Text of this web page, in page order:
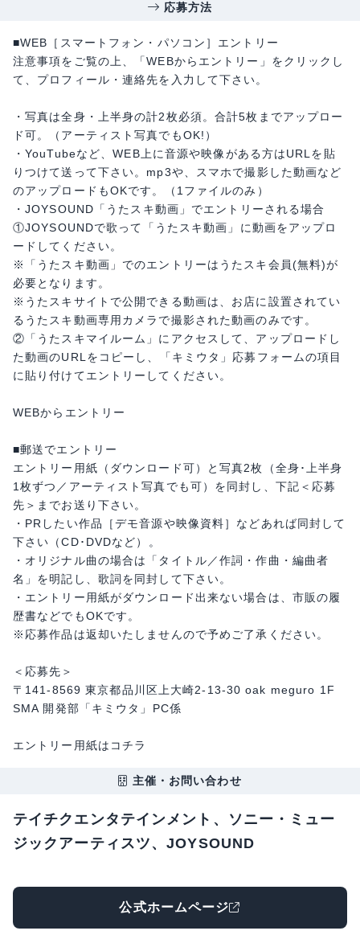
応募方法
■WEB［スマートフォン・パソコン］エントリー
注意事項をご覧の上、「WEBからエントリー」をクリックし
て、プロフィール・連絡先を入力して下さい。
・写真は全身・上半身の計2枚必須。合計5枚までアップロー
ド可。（アーティスト写真でもOK!）
・YouTubeなど、WEB上に音源や映像がある方はURLを貼
りつけて送って下さい。mp3や、スマホで撮影した動画など
のアップロードもOKです。（1ファイルのみ）
・JOYSOUND「うたスキ動画」でエントリーされる場合
①JOYSOUNDで歌って「うたスキ動画」に動画をアップロ
ードしてください。
※「うたスキ動画」でのエントリーはうたスキ会員(無料)が
必要となります。
※うたスキサイトで公開できる動画は、お店に設置されてい
るうたスキ動画専用カメラで撮影された動画のみです。
②「うたスキマイルーム」にアクセスして、アップロードし
た動画のURLをコピーし、「キミウタ」応募フォームの項目
に貼り付けてエントリーしてください。
WEBからエントリー
■郵送でエントリー
エントリー用紙（ダウンロード可）と写真2枚（全身･上半身
1枚ずつ／アーティスト写真でも可）を同封し、下記＜応募
先＞までお送り下さい。
・PRしたい作品［デモ音源や映像資料］などあれば同封して
下さい（CD･DVDなど）。
・オリジナル曲の場合は「タイトル／作詞・作曲・編曲者
名」を明記し、歌詞を同封して下さい。
・エントリー用紙がダウンロード出来ない場合は、市販の履
歴書などでもOKです。
※応募作品は返却いたしませんので予めご了承ください。
＜応募先＞
〒141-8569 東京都品川区上大崎2-13-30 oak meguro 1F
SMA 開発部「キミウタ」PC係
エントリー用紙はコチラ
主催・お問い合わせ
テイチクエンタテインメント、ソニー・ミュー
ジックアーティスツ、JOYSOUND
公式ホームページ